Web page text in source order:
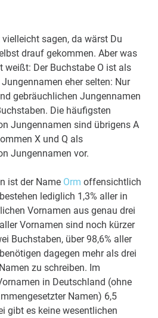
sagen, da wärst Du
drauf gekommen. Aber was
weißt: Der Buchstabe O ist als
eher selten: Nur
gebräuchlichen Jungennamen
Die häufigsten
Jungennamen sind übrigens A
X und Q als
Jungennamen vor.
ist der Name Orm offensichtlich
lediglich 1,3% aller in
Vornamen aus genau drei
Vornamen sind noch kürzer
Buchstaben, über 98,6% aller
dagegen mehr als drei
zu schreiben. Im
in Deutschland (ohne
Namen) 6,5
gibt es keine wesentlichen